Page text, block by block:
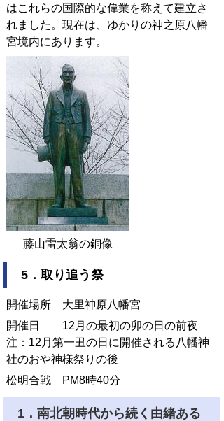
はこれらの国際的な偉業を称えて建立さ
れました。現在は、ゆかりの神之原八幡
宮境内にあります。
藤山雷太翁の銅像
5．取り追う祭
開催場所 大里神原八幡宮
開催日 12月の最初の卯の日の前夜
注：12月第一丑の日に開催される八幡神
社のおや神様祭りの後
松明合戦 PM8時40分
1．南北朝時代から続く由緒ある